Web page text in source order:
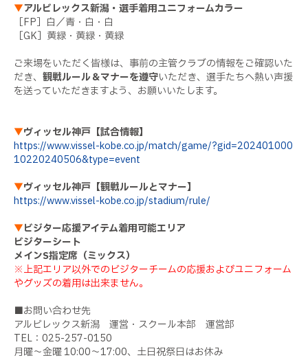
▼アルビレックス新潟・選手着用ユニフォームカラー
［FP］白／青・白・白
［GK］黄緑・黄緑・黄緑
ご来場をいただく皆様は、事前の主管クラブの情報をご確認いた
だき、 観戦ルール＆マナーを遵守いただき、選手たちへ熱い声援
を送っていただきますよう、お願いいたします。
▼ヴィッセル神戸【試合情報】
https://www.vissel-kobe.co.jp/match/game/?gid=202401000
10220240506&type=event
▼ヴィッセル神戸【観戦ルールとマナー】
https://www.vissel-kobe.co.jp/stadium/rule/
▼ビジター応援アイテム着用可能エリア
ビジターシート
メインS指定席（ミックス）
※上記エリア以外でのビジターチームの応援およびユニフォーム
やグッズの着用は出来ません。
■お問い合わせ先
アルビレックス新潟 運営・スクール本部 運営部
TEL：025-257-0150
月曜～金曜 10:00～17:00、土日祝祭日はお休み